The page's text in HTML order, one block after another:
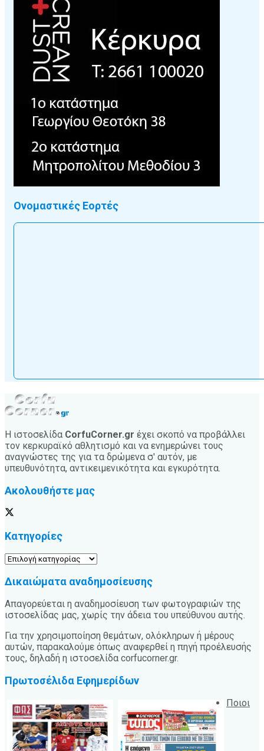
Ονομαστικές Εορτές
Η ιστοσελίδα CorfuCorner.gr έχει σκοπό να προβάλλει
τον κερκυραϊκό αθλητισμό και να ενημερώνει τους
αναγνώστες της για τα δρώμενα σ' αυτόν, με
υπευθυνότητα, αντικειμενικότητα και εγκυρότητα.
Ακολουθήστε μας
Κατηγορίες
Κατηγορίες
Δικαιώματα αναδημοσίευσης
Απαγορεύεται η αναδημοσίευση των φωτογραφιών της
ιστοσελίδας μας, χωρίς την άδεια του υπεύθυνου αυτής.
Για την χρησιμοποίηση θεμάτων, ολόκληρων ή μέρους
αυτών, παρακαλούμε όπως αναφερθεί η πηγή προέλευσής
τους, δηλαδή η ιστοσελίδα corfucorner.gr.
Πρωτοσέλιδα Εφημερίδων
Ποιοι